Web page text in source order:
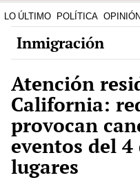
LO ÚLTIMO POLÍTICA OPINIÓN
Inmigración
Atención
California:
provocan
eventos del
lugares